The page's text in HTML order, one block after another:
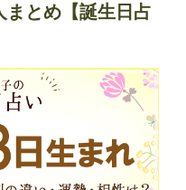
まとめ【誕生日占